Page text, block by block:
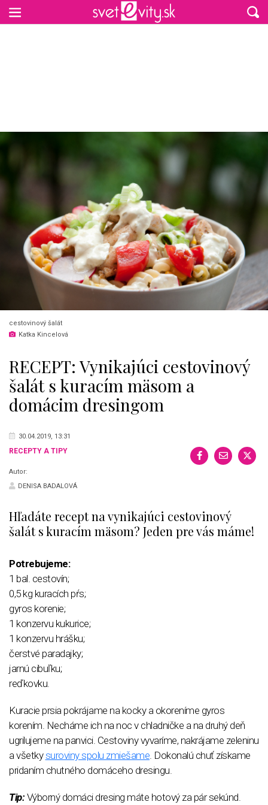
cestovinový šalát
Katka Kincelová
RECEPT: Vynikajúci cestovinový
šalát s kuracím mäsom a
domácim dresingom
30.04.2019, 13:31
RECEPTY A TIPY
Autor:
DENISA BADALOVÁ
Hľadáte recept na vynikajúci cestovinový
šalát s kuracím mäsom? Jeden pre vás máme!
Potrebujeme:
1 bal. cestovín;
0,5 kg kuracích pŕs;
gyros korenie;
1 konzervu kukurice;
1 konzervu hrášku;
čerstvé paradajky;
jarnú cibuľku;
reďkovku.
Kuracie prsia pokrájame na kocky a okoreníme gyros
korením. Necháme ich na noc v chladničke a na druhý deň
ugrilujeme na panvici. Cestoviny vyvaríme, nakrájame zeleninu
a všetkysuroviny spolu zmiešame . Dokonalú chuť získame
pridaním chutného domáceho dresingu.
Tip: Výborný domáci dresing máte hotový za pár sekúnd.